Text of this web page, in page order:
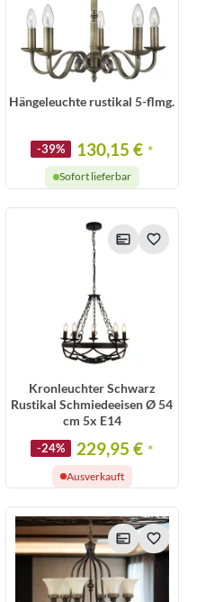
Hängeleuchte rustikal 5-flmg.
-39% 130,15 € *
Sofort lieferbar
Kronleuchter Schwarz
Rustikal Schmiedeeisen Ø 54
cm 5x E14
-24% 229,95 € *
Ausverkauft